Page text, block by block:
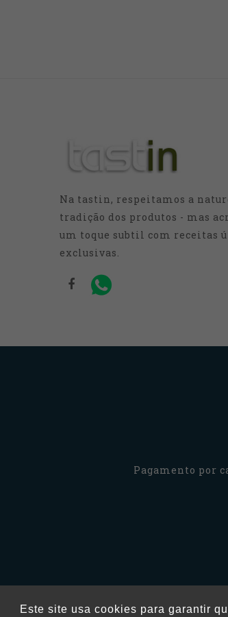
Este site usa cookies para garantir
Na tastin, respeitamos a
tradição dos produtos - mas
um toque subtil com receitas
exclusivas.
Pagamento por